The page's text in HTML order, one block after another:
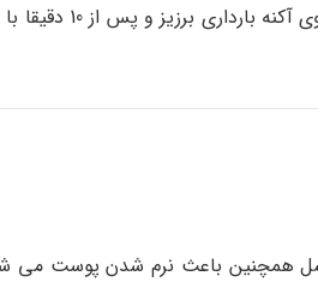
به عنوان لایه بردار مورد استفاده
همچنین باعث نرم شدن پوست می